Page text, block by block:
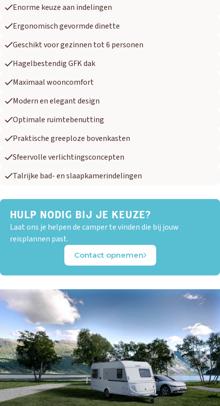
Enorme keuze aan indelingen
Ergonomisch gevormde dinette
Geschikt voor gezinnen tot 6 personen
Hagelbestendig GFK dak
Maximaal wooncomfort
Modern en elegant design
Optimale ruimtebenutting
Praktische greeploze bovenkasten
Sfeervolle verlichtingsconcepten
Talrijke bad- en slaapkamerindelingen
HULP NODIG BIJ JE KEUZE?
Laat ons je helpen de camper te vinden die bij jouw
reisplannen past.
Contact opnemen